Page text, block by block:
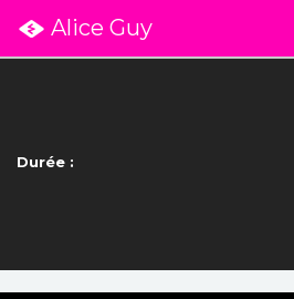
Alice Guy
Durée :